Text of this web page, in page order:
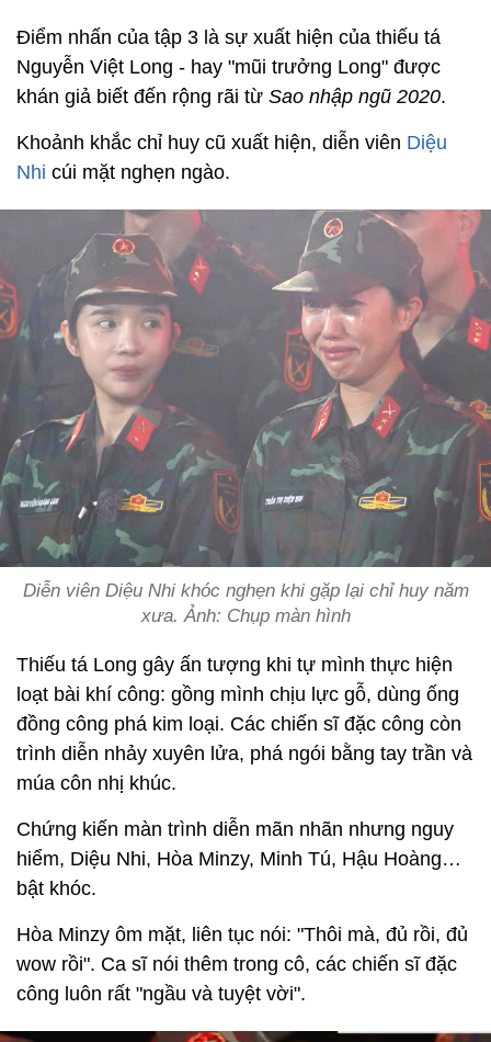
Điểm nhấn của tập 3 là sự xuất hiện của thiếu tá
Nguyễn Việt Long - hay "mũi trưởng Long" được
khán giả biết đến rộng rãi từ Sao nhập ngũ 2020.
Khoảnh khắc chỉ huy cũ xuất hiện, diễn viên Diệu
Nhi cúi mặt nghẹn ngào.
Diễn viên Diệu Nhi khóc nghẹn khi gặp lại chỉ huy năm
xưa. Ảnh: Chụp màn hình
Thiếu tá Long gây ấn tượng khi tự mình thực hiện
loạt bài khí công: gồng mình chịu lực gỗ, dùng ống
đồng công phá kim loại. Các chiến sĩ đặc công còn
trình diễn nhảy xuyên lửa, phá ngói bằng tay trần và
múa côn nhị khúc.
Chứng kiến màn trình diễn mãn nhãn nhưng nguy
hiểm, Diệu Nhi, Hòa Minzy, Minh Tú, Hậu Hoàng…
bật khóc.
Hòa Minzy ôm mặt, liên tục nói: "Thôi mà, đủ rồi, đủ
wow rồi". Ca sĩ nói thêm trong cô, các chiến sĩ đặc
công luôn rất "ngầu và tuyệt vời".